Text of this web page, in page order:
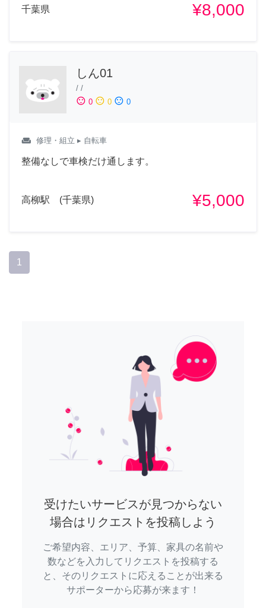
千葉県 ¥8,000
しん01
/ /
sentiment_satisfied 0 sentiment_neutral 0 sentiment_dissatisfied 0
weekend 修理・組立 ▸ 自転車
整備なしで車検だけ通します。
高柳駅 (千葉県) ¥5,000
1
受けたいサービスが見つからない
場合はリクエストを投稿しよう
ご希望内容、エリア、予算、家具の名前や
数などを入力してリクエストを投稿する
と、そのリクエストに応えることが出来る
サポーターから応募が来ます！